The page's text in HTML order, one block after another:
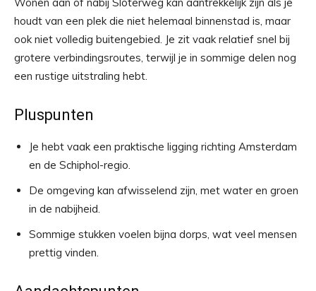
houdt van een plek die niet helemaal binnenstad is, maar
ook niet volledig buitengebied. Je zit vaak relatief snel bij
grotere verbindingsroutes, terwijl je in sommige delen nog
een rustige uitstraling hebt.
Pluspunten
Je hebt vaak een praktische ligging richting Amsterdam
en de Schiphol-regio.
De omgeving kan afwisselend zijn, met water en groen
in de nabijheid.
Sommige stukken voelen bijna dorps, wat veel mensen
prettig vinden.